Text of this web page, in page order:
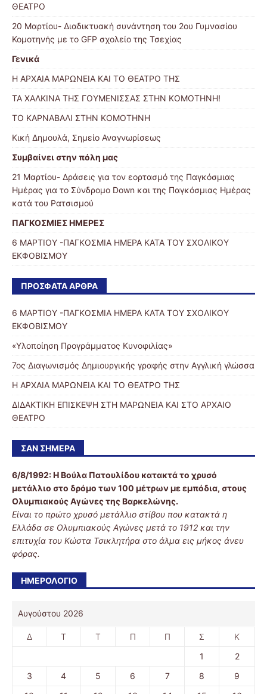
ΘΕΑΤΡΟ
20 Μαρτίου- Διαδικτυακή συνάντηση του 2ου Γυμνασίου
Κομοτηνής με το GFP σχολείο της Τσεχίας
Γενικά
Η ΑΡΧΑΙΑ ΜΑΡΩΝΕΙΑ ΚΑΙ ΤΟ ΘΕΑΤΡΟ ΤΗΣ
ΤΑ ΧΑΛΚΙΝΑ ΤΗΣ ΓΟΥΜΕΝΙΣΣΑΣ ΣΤΗΝ ΚΟΜΟΤΗΝΗ!
ΤΟ ΚΑΡΝΑΒΑΛΙ ΣΤΗΝ ΚΟΜΟΤΗΝΗ
Κική Δημουλά, Σημείο Αναγνωρίσεως
Συμβαίνει στην πόλη μας
21 Μαρτίου- Δράσεις για τον εορτασμό της Παγκόσμιας
Ημέρας για το Σύνδρομο Down και της Παγκόσμιας Ημέρας
κατά του Ρατσισμού
ΠΑΓΚΟΣΜΙΕΣ ΗΜΕΡΕΣ
6 ΜΑΡΤΙΟΥ -ΠΑΓΚΟΣΜΙΑ ΗΜΕΡΑ ΚΑΤΑ ΤΟΥ ΣΧΟΛΙΚΟΥ
ΕΚΦΟΒΙΣΜΟΥ
ΠΡΌΣΦΑΤΑ ΆΡΘΡΑ
6 ΜΑΡΤΙΟΥ -ΠΑΓΚΟΣΜΙΑ ΗΜΕΡΑ ΚΑΤΑ ΤΟΥ ΣΧΟΛΙΚΟΥ
ΕΚΦΟΒΙΣΜΟΥ
«Υλοποίηση Προγράμματος Κυνοφιλίας»
7ος Διαγωνισμός Δημιουργικής γραφής στην Αγγλική γλώσσα
Η ΑΡΧΑΙΑ ΜΑΡΩΝΕΙΑ ΚΑΙ ΤΟ ΘΕΑΤΡΟ ΤΗΣ
ΔΙΔΑΚΤΙΚΗ ΕΠΙΣΚΕΨΗ ΣΤΗ ΜΑΡΩΝΕΙΑ ΚΑΙ ΣΤΟ ΑΡΧΑΙΟ
ΘΕΑΤΡΟ
ΣΑΝ ΣΉΜΕΡΑ
6/8/1992:Η Βούλα Πατουλίδου κατακτά το χρυσό
μετάλλιο στο δρόμο των 100 μέτρων με εμπόδια, στους
Ολυμπιακούς Αγώνες της Βαρκελώνης.
Είναι το πρώτο χρυσό μετάλλιο στίβου που κατακτά η
Ελλάδα σε Ολυμπιακούς Αγώνες μετά το 1912 και την
επιτυχία του Κώστα Τσικλητήρα στο άλμα εις μήκος άνευ
φόρας.
ΗΜΕΡΟΛΟΓΙΟ
Αυγούστου 2026
Δ Τ Τ Π Π Σ
Κ
1
2
3
4 5 6 7 8
9